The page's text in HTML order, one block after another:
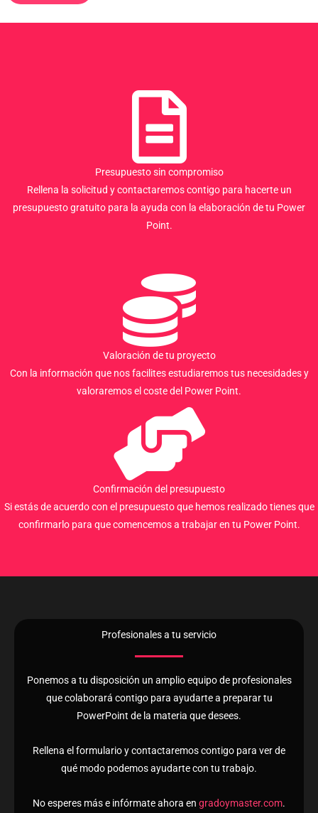
Presupuesto sin compromiso
Rellena la solicitud y contactaremos contigo para hacerte un
presupuesto gratuito para la ayuda con la elaboración de tu Power
Point.
Valoración de tu proyecto
Con la información que nos facilites estudiaremos tus necesidades y
valoraremos el coste del Power Point.
Confirmación del presupuesto
Si estás de acuerdo con el presupuesto que hemos realizado tienes que
confirmarlo para que comencemos a trabajar en tu Power Point.
Profesionales a tu servicio
Ponemos a tu disposición un amplio equipo de profesionales
que colaborará contigo para ayudarte a preparar tu
PowerPoint de la materia que desees.
Rellena el formulario y contactaremos contigo para ver de
qué modo podemos ayudarte con tu trabajo.
No esperes más e infórmate ahora en gradoymaster.com.